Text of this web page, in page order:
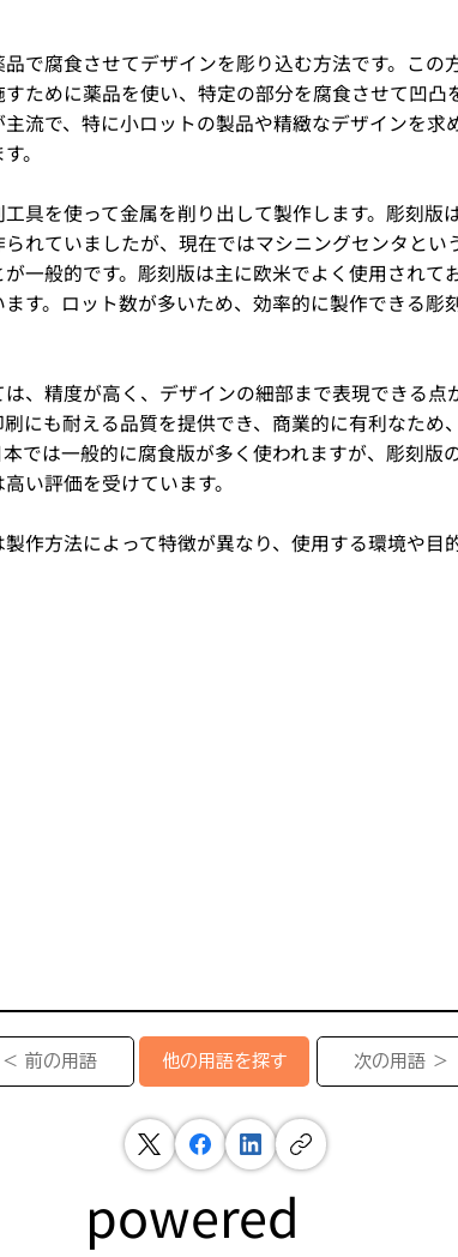
で腐食させてデザインを彫り込む方法です。この
ために薬品を使い、特定の部分を腐食させて凹凸
流で、特に小ロットの製品や精緻なデザインを求
。
具を使って金属を削り出して製作します。彫刻版
れていましたが、現在ではマシニングセンタとい
一般的です。彫刻版は主に欧米でよく使用されて
す。ロット数が多いため、効率的に製作できる彫
、精度が高く、デザインの細部まで表現できる点
にも耐える品質を提供でき、商業的に有利なため
では一般的に腐食版が多く使われますが、彫刻版
い評価を受けています。
作方法によって特徴が異なり、使用する環境や目
＜ 前の用語 他の用語を探す 次の用語 ＞
powered